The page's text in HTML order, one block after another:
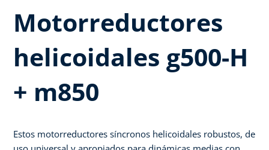
Motorreductores
helicoidales g500-H
+ m850
Estos motorreductores síncronos helicoidales robustos, de